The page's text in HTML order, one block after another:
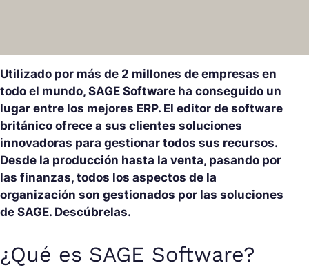
Utilizado por más de 2 millones de empresas en
todo el mundo, SAGE Software ha conseguido un
lugar entre los mejores ERP. El editor de software
británico ofrece a sus clientes soluciones
innovadoras para gestionar todos sus recursos.
Desde la producción hasta la venta, pasando por
las finanzas, todos los aspectos de la
organización son gestionados por las soluciones
de SAGE. Descúbrelas.
¿Qué es SAGE Software?